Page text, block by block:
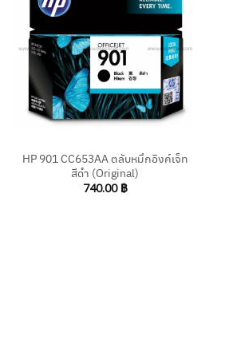
HP 901 CC653AA ตลับหมึกอิงค์เจ็ท
สีดำ (Original)
740.00 ฿